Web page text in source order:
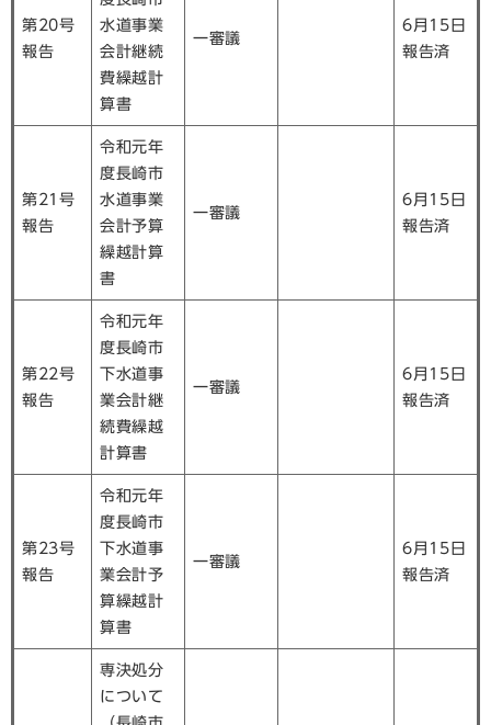
第20号
報告
水道事業
会計継続
費繰越計
算書
一審議
6月15日
報告済
第21号
報告
令和元年
度長崎市
水道事業
会計予算
繰越計算
書
一審議
6月15日
報告済
第22号
報告
令和元年
度長崎市
下水道事
業会計継
続費繰越
計算書
一審議
6月15日
報告済
第23号
報告
令和元年
度長崎市
下水道事
業会計予
算繰越計
算書
一審議
6月15日
報告済
専決処分
について